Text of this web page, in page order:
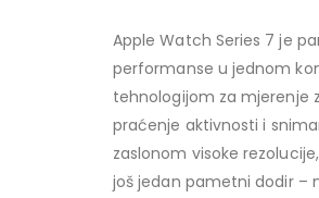
Apple Watch Series 7 je
performanse u jednom
tehnologijom za mjerenje
praćenje aktivnosti i
zaslonom visoke
još jedan pametni dodir –